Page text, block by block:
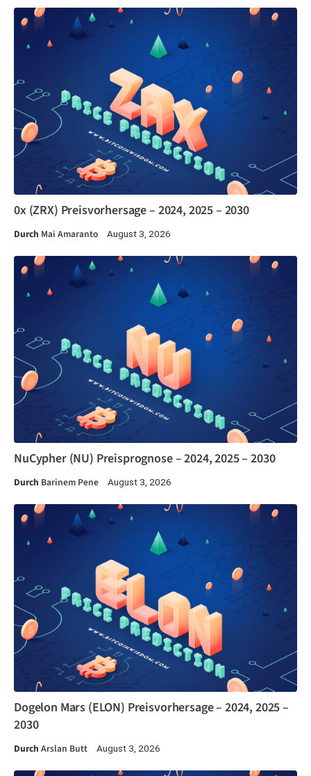
0x (ZRX) Preisvorhersage – 2024, 2025 – 2030
Durch Mai Amaranto August 3, 2026
NuCypher (NU) Preisprognose – 2024, 2025 – 2030
Durch Barinem Pene August 3, 2026
Dogelon Mars (ELON) Preisvorhersage – 2024, 2025 –
2030
Durch Arslan Butt August 3, 2026